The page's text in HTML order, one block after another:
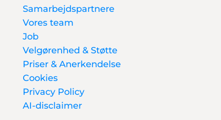
Samarbejdspartnere
Vores team
Job
Velgørenhed & Støtte
Priser & Anerkendelse
Cookies
Privacy Policy
AI-disclaimer